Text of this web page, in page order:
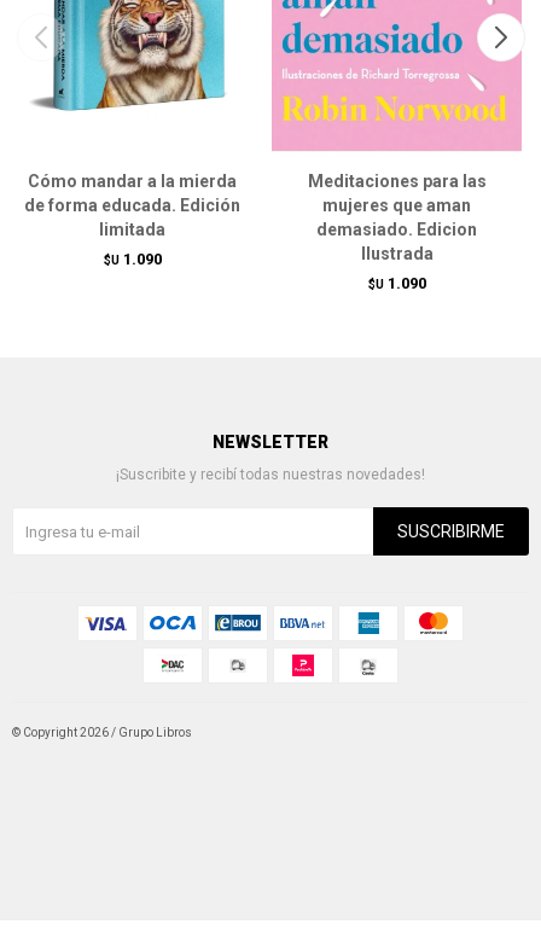
Cómo mandar a la mierda
de forma educada. Edición
limitada
$U 1.090
Meditaciones para las
mujeres que aman
demasiado. Edicion
Ilustrada
$U 1.090
NEWSLETTER
¡Suscribite y recibí todas nuestras novedades!
SUSCRIBIRME
© Copyright 2026 / Grupo Libros